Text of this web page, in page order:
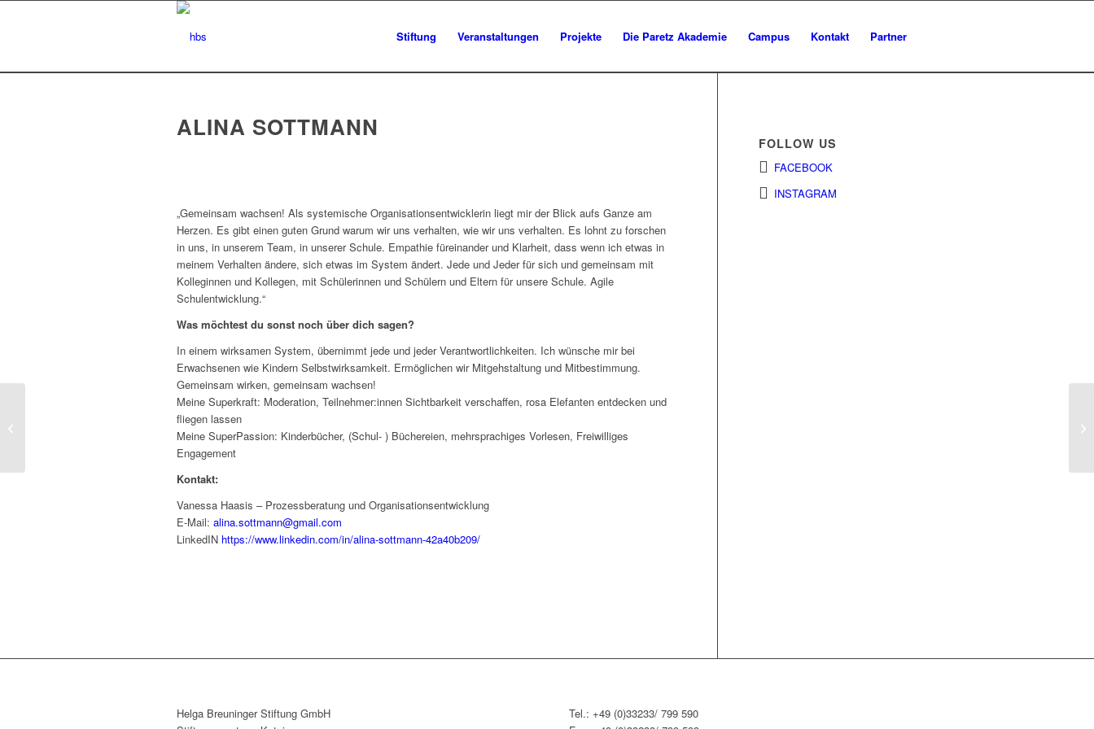
Stiftung Veranstaltungen Projekte Die Paretz Akademie Campus Kontakt Partner
ALINA SOTTMANN
„Gemeinsam wachsen! Als systemische Organisationsentwicklerin liegt mir der Blick aufs Ganze am
Herzen. Es gibt einen guten Grund warum wir uns verhalten, wie wir uns verhalten. Es lohnt zu forschen
in uns, in unserem Team, in unserer Schule. Empathie füreinander und Klarheit, dass wenn ich etwas in
meinem Verhalten ändere, sich etwas im System ändert. Jede und Jeder für sich und gemeinsam mit
Kolleginnen und Kollegen, mit Schülerinnen und Schülern und Eltern für unsere Schule. Agile
Schulentwicklung.“
Was möchtest du sonst noch über dich sagen?
In einem wirksamen System, übernimmt jede und jeder Verantwortlichkeiten. Ich wünsche mir bei
Erwachsenen wie Kindern Selbstwirksamkeit. Ermöglichen wir Mitgehstaltung und Mitbestimmung.
Gemeinsam wirken, gemeinsam wachsen!
Meine Superkraft: Moderation, Teilnehmer:innen Sichtbarkeit verschaffen, rosa Elefanten entdecken und
fliegen lassen
Meine SuperPassion: Kinderbücher, (Schul- ) Büchereien, mehrsprachiges Vorlesen, Freiwilliges
Engagement
Kontakt:
Vanessa Haasis – Prozessberatung und Organisationsentwicklung
E-Mail: alina.sottmann@gmail.com
LinkedIN https://www.linkedin.com/in/alina-sottmann-42a40b209/
FOLLOW US
FACEBOOK
INSTAGRAM
Helga Breuninger Stiftung GmbH
Tel.: +49 (0)33233/ 799 590